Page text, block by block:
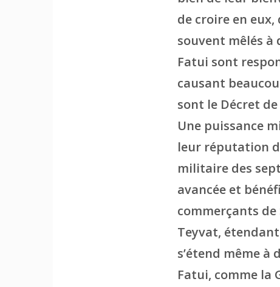
de croire en
souvent mêlés
Fatui sont
causant
sont le Décret
Une puissance
leur réputation
militaire des
avancée et
commerçants
Teyvat,
s’étend même à
Fatui, comme la